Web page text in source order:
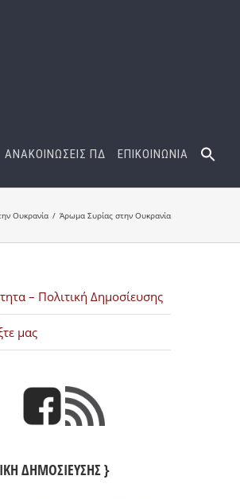
ΑΝΑΚΟΙΝΩΣΕΙΣ ΠΔ ΕΠΙΚΟΙΝΩΝΙΑ
Ουκρανία Άρωμα Συρίας στην Ουκρανία
– Πολιτική Δημοσίευσης
μας
ΔΗΜΟΣΙΕΥΣΗΣ }